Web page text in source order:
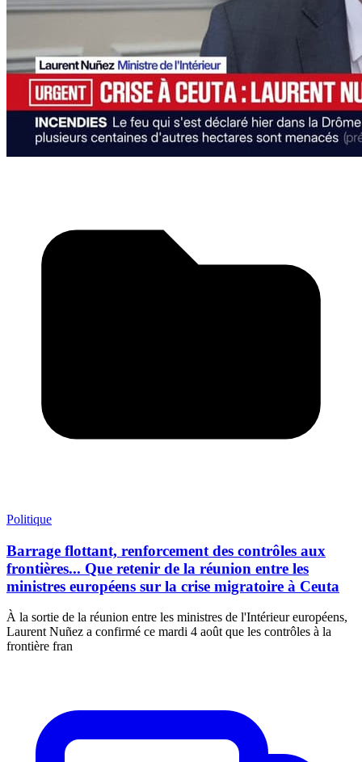
Politique
Barrage flottant, renforcement des contrôles aux
frontières... Que retenir de la réunion entre les
ministres européens sur la crise migratoire à Ceuta
À la sortie de la réunion entre les ministres de l'Intérieur européens,
Laurent Nuñez a confirmé ce mardi 4 août que les contrôles à la
frontière fran